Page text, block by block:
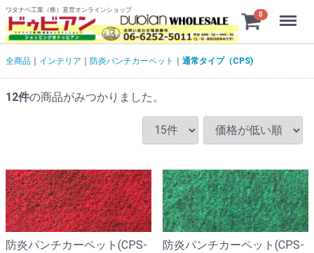
ワタナベ工業（株）直営オンラインショップ
0 Menu
全商品 インテリア 防炎パンチカーペット 通常タイプ（CPS)
12件の商品がみつかりました。
防炎パンチカーペット(CPS-
防炎パンチカーペット(CPS-